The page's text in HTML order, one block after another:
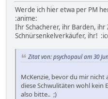
Werde ich hier etwa per PM
:anime:
Ihr Schacherer, ihr Barden, ihr
Schnürsenkelverkäufer, ihr!
Zitat von: psychopaul am 30
McKenzie, bevor du mir nicht
diese Schwulitäten wohl kein
also bitte.. ;)